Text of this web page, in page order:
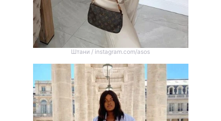
Штани / instagram.com/asos